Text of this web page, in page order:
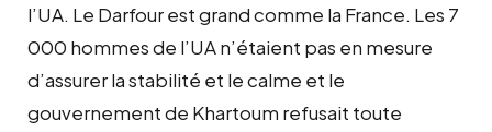
l’UA. Le Darfour est grand comme la France. Les 7
000 hommes de l’UA n’étaient pas en mesure
d’assurer la stabilité et le calme et le
gouvernement de Khartoum refusait toute